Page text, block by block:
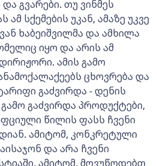
გვარები. თუ ვინმეს
ამ სქემების უკან, ამაზე უკვე
ხაბეიშვილმა და ამხილა
იყო და არის ამ
ამის გამო
ცხოვრება და
გაძვირდა - დენის
გაძვირდა პროდუქტები,
წილის ფასს ჩვენი
ამიტომ, კონკრეტული
და არა ჩვენი
ამიტომ, მოვუწოდებთ